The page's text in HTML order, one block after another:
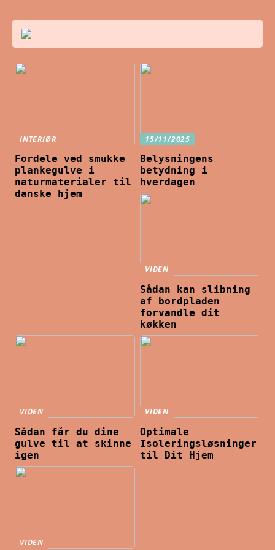
INTERIØR
Fordele ved smukke
plankegulve i
naturmaterialer til
danske hjem
15/11/2025
Belysningens
betydning i
hverdagen
VIDEN
Sådan kan slibning
af bordpladen
forvandle dit
køkken
VIDEN
Sådan får du dine
gulve til at skinne
igen
VIDEN
Optimale
Isoleringsløsninger
til Dit Hjem
VIDEN